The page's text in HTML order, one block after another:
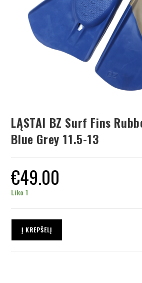
LĄSTAI BZ Surf Fins
Blue Grey 11.5-13
€49.00
Liko 1
Į KREPŠELĮ